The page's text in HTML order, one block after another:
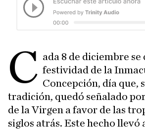
C ada 8 de diciembre se
festividad de la
Concepción, día que,
tradición, quedó señalado
de la Virgen a favor de las
siglos atrás. Este hecho llevó